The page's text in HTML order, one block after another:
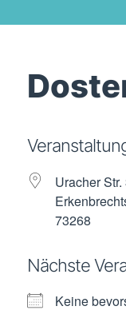
Uracher Str.
73268
Nächste
Keine